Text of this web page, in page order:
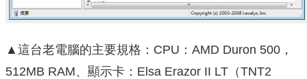
▲這台老電腦的主要規格：CPU：AMD Duron 500，
512MB RAM、顯示卡：Elsa Erazor II LT（TNT2